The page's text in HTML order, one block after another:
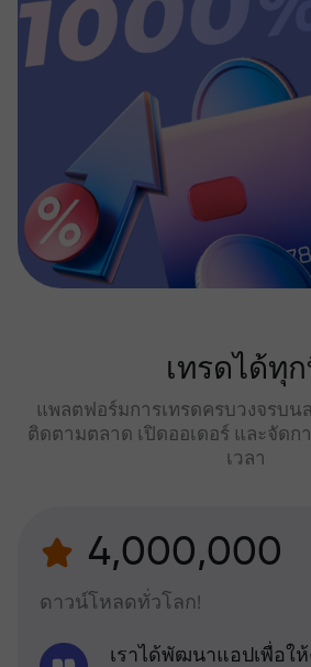
เทรดได้ทุ
แพลตฟอร์มการเทรดครบวงจรบ
ติดตามตลาด เปิดออเดอร์ และจัด
เวลา
4,000,000
ดาวน์โหลดทั่วโลก!
เราได้พัฒนาแอปเพื่อใ